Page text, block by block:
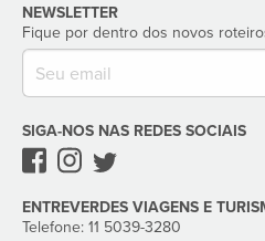
NEWSLETTER
Fique por dentro dos novos
SIGA-NOS NAS REDES SOCIAIS
ENTREVERDES VIAGENS E
Telefone: 11 5039-3280‬